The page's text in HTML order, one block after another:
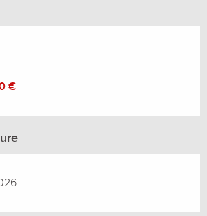
€